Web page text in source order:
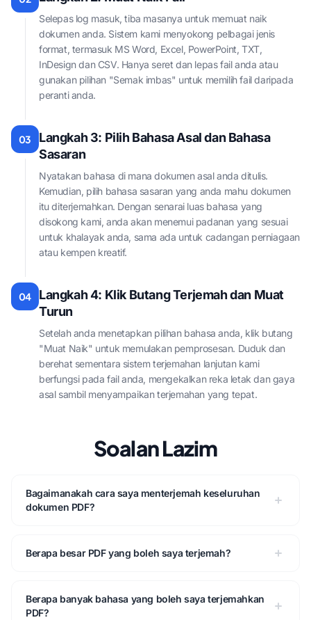
Selepas log masuk, tiba masanya untuk memuat naik
dokumen anda. Sistem kami menyokong pelbagai jenis
format, termasuk MS Word, Excel, PowerPoint, TXT,
InDesign dan CSV. Hanya seret dan lepas fail anda atau
gunakan pilihan "Semak imbas" untuk memilih fail daripada
peranti anda.
03
Langkah 3: Pilih Bahasa Asal dan Bahasa
Sasaran
Nyatakan bahasa di mana dokumen asal anda ditulis.
Kemudian, pilih bahasa sasaran yang anda mahu dokumen
itu diterjemahkan. Dengan senarai luas bahasa yang
disokong kami, anda akan menemui padanan yang sesuai
untuk khalayak anda, sama ada untuk cadangan perniagaan
atau kempen kreatif.
04
Langkah 4: Klik Butang Terjemah dan Muat
Turun
Setelah anda menetapkan pilihan bahasa anda, klik butang
"Muat Naik" untuk memulakan pemprosesan. Duduk dan
berehat sementara sistem terjemahan lanjutan kami
berfungsi pada fail anda, mengekalkan reka letak dan gaya
asal sambil menyampaikan terjemahan yang tepat.
Soalan Lazim
Bagaimanakah cara saya menterjemah keseluruhan
dokumen PDF?
Berapa besar PDF yang boleh saya terjemah?
Berapa banyak bahasa yang boleh saya terjemahkan
PDF?